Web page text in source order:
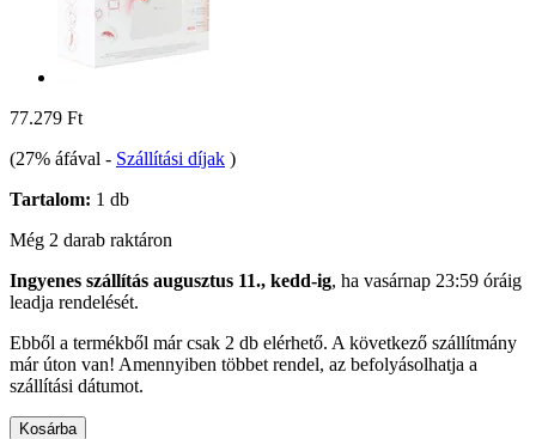
77.279 Ft
(27% áfával - Szállítási díjak )
Tartalom: 1 db
Még 2 darab raktáron
Ingyenes szállítás augusztus 11., kedd-ig, ha vasárnap 23:59 óráig
leadja rendelését.
Ebből a termékből már csak 2 db elérhető. A következő szállítmány
már úton van! Amennyiben többet rendel, az befolyásolhatja a
szállítási dátumot.
Kosárba